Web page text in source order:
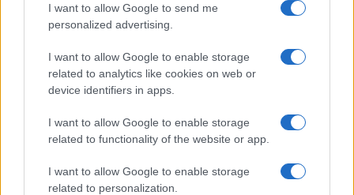
I want to allow Google to send me
personalized advertising.
I want to allow Google to enable storage
related to analytics like cookies on web or
device identifiers in apps.
I want to allow Google to enable storage
related to functionality of the website or app.
I want to allow Google to enable storage
related to personalization.
modelli sul mercato
Redazione · 25 Feb 2025